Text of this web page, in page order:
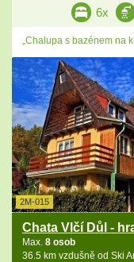
6x
„Chalupa s bazénem na
2M-015
Chata Vlčí Důl -
Max. 8 osob
36.5 km vzdušně od Ski